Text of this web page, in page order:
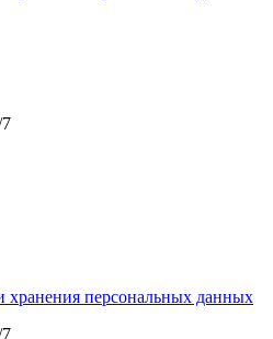
хранения персональных данных